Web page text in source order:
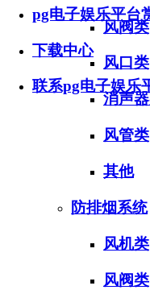
pg电子娱乐平台
下载中心
联系pg电子娱乐
风阀类
风口类
消声
风管类
其他
防排烟系统
风机类
风阀类